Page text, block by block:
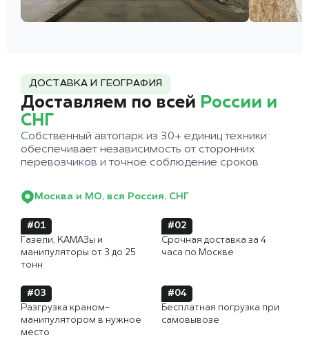
ДОСТАВКА И ГЕОГРАФИЯ
Доставляем по всей России и
СНГ
Собственный автопарк из 30+ единиц техники
обеспечивает независимость от сторонних
перевозчиков и точное соблюдение сроков
Москва и МО, вся Россия, СНГ
#01
Газели, КАМАЗы и
манипуляторы от 3 до 25
тонн
#02
Срочная доставка за 4
часа по Москве
#03
Разгрузка краном-
манипулятором в нужное
место
#04
Бесплатная погрузка при
самовывозе